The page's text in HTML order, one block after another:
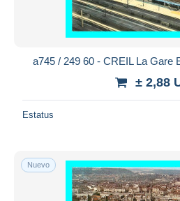
a745 / 249 60 - CREIL La Gare
± 2,88
Estatus
Nuevo